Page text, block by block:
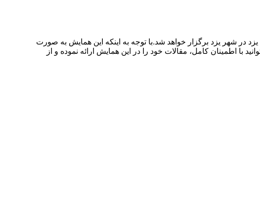
اجتماعی و ورزشی شهرداری یزد در شهر یزد برگزار خواهد شد.با توجه به اینکه این همایش به صورت
با اطمینان کامل، مقالات خود را در این همایش ارائه نموده و از